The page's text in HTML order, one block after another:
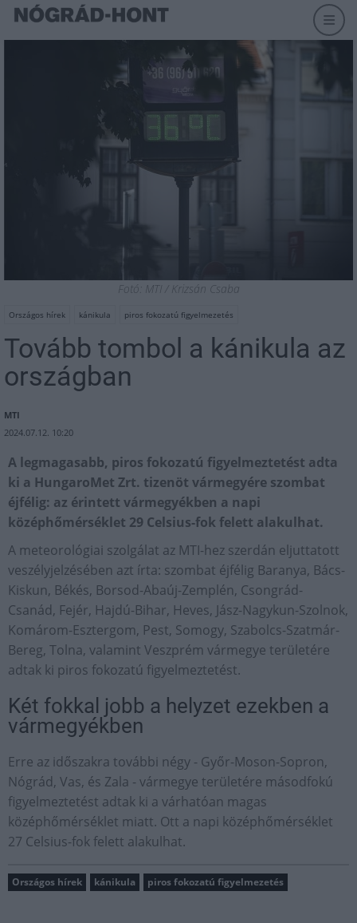
Fotó: MTI / Krizsán Csaba
Országos hírek kánikula piros fokozatú figyelmezetés
Tovább tombol a kánikula az
országban
MTI
2024.07.12. 10:20
A legmagasabb, piros fokozatú figyelmeztetést adta
ki a HungaroMet Zrt. tizenöt vármegyére szombat
éjfélig: az érintett vármegyékben a napi
középhőmérséklet 29 Celsius-fok felett alakulhat.
A meteorológiai szolgálat az MTI-hez szerdán eljuttatott
veszélyjelzésében azt írta: szombat éjfélig Baranya, Bács-
Kiskun, Békés, Borsod-Abaúj-Zemplén, Csongrád-
Csanád, Fejér, Hajdú-Bihar, Heves, Jász-Nagykun-Szolnok,
Komárom-Esztergom, Pest, Somogy, Szabolcs-Szatmár-
Bereg, Tolna, valamint Veszprém vármegye területére
adtak ki piros fokozatú figyelmeztetést.
Két fokkal jobb a helyzet ezekben a
vármegyékben
Erre az időszakra további négy - Győr-Moson-Sopron,
Nógrád, Vas, és Zala - vármegye területére másodfokú
figyelmeztetést adtak ki a várhatóan magas
középhőmérséklet miatt. Ott a napi középhőmérséklet
27 Celsius-fok felett alakulhat.
Országos hírek kánikula piros fokozatú figyelmezetés